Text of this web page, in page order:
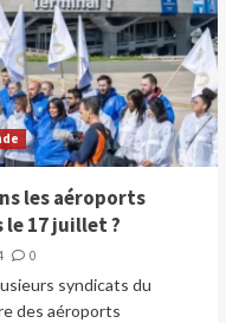
les aéroports
le 17 juillet ?
0
syndicats du
des aéroports